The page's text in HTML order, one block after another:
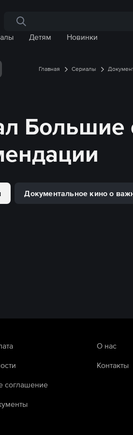
Поиск по сайту
Детям Новинки
Главная Сериалы
Большие
Документальное кино о
соглашение
О нас
Контакты